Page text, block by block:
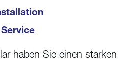
Service
haben Sie einen starken